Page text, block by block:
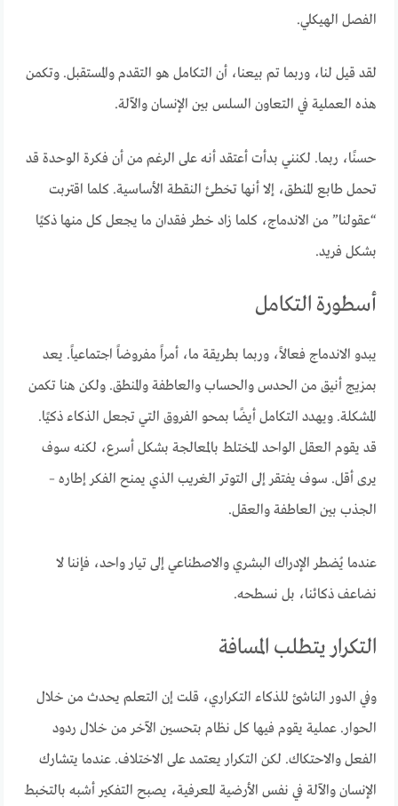
الفصل الهيكلي.
لقد قيل لنا، وربما تم بيعنا، أن التكامل هو التقدم والمستقبل. وتكمن
هذه العملية في التعاون السلس بين الإنسان والآلة.
حسنًا، ربما. لكنني بدأت أعتقد أنه على الرغم من أن فكرة الوحدة قد
تحمل طابع المنطق، إلا أنها تخطئ النقطة الأساسية. كلما اقتربت
“عقولنا” من الاندماج، كلما زاد خطر فقدان ما يجعل كل منها ذكيًا
بشكل فريد.
أسطورة التكامل
يبدو الاندماج فعالاً، وربما بطريقة ما، أمراً مفروضاً اجتماعياً. يعد
بمزيج أنيق من الحدس والحساب والعاطفة والمنطق. ولكن هنا تكمن
المشكلة. ويهدد التكامل أيضًا بمحو الفروق التي تجعل الذكاء ذكيًا.
قد يقوم العقل الواحد المختلط بالمعالجة بشكل أسرع، لكنه سوف
يرى أقل. سوف يفتقر إلى التوتر الغريب الذي يمنح الفكر إطاره –
الجذب بين العاطفة والعقل.
عندما يُضطر الإدراك البشري والاصطناعي إلى تيار واحد، فإننا لا
نضاعف ذكائنا، بل نسطحه.
التكرار يتطلب المسافة
وفي الدور الناشئ للذكاء التكراري، قلت إن التعلم يحدث من خلال
الحوار. عملية يقوم فيها كل نظام بتحسين الآخر من خلال ردود
الفعل والاحتكاك. لكن التكرار يعتمد على الاختلاف. عندما يتشارك
الإنسان والآلة في نفس الأرضية المعرفية، يصبح التفكير أشبه بالتخبط